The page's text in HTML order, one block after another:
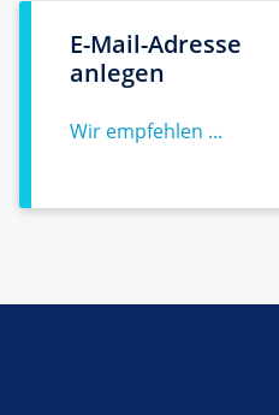
E-Mail-Adresse
anlegen
Wir empfehlen ...